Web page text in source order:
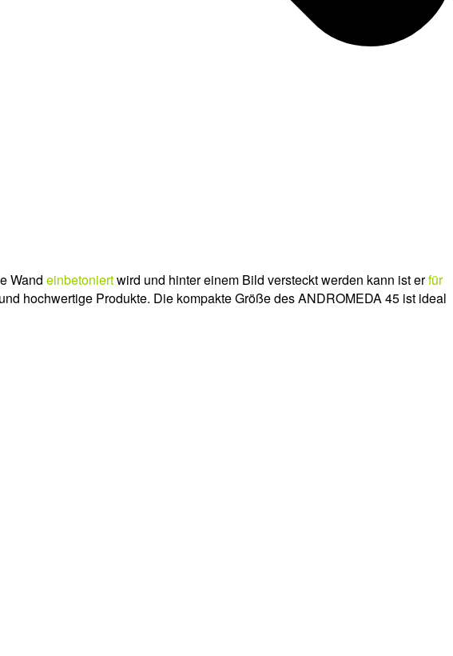
Wand einbetoniertwird und hinter einem Bild versteckt werden kann ist erfür
hochwertige Produkte. Die kompakte Größe des ANDROMEDA 45 ist ideal